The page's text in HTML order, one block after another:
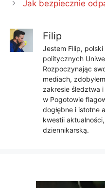
Jak bezpiecznie
Filip
Jestem Filip,
politycznych
Rozpoczynając
mediach,
zakresie śledztwa
w Pogotowie
dogłębne i istotne
kwestii
dziennikarską.